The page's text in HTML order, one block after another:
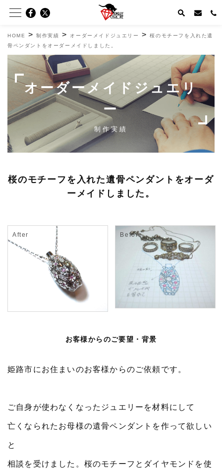
HOME >制作実績 > オーダーメイドジュエリー >桜のモチーフを入れた遺
骨ペンダントをオーダーメイドしました。
オーダーメイドジュエリ
ー
制作実績
桜のモチーフを入れた遺骨ペンダントをオーダ
ーメイドしました。
お客様からのご要望・背景
姫路市にお住まいのお客様からのご依頼です。
ご自身が使わなくなったジュエリーを材料にして
亡くなられたお母様の遺骨ペンダントを作って欲しい
と
相談を受けました。桜のモチーフとダイヤモンドを使